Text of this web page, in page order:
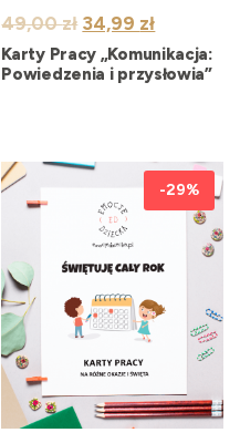
49,00zł Pierwotna
cena
wynosiła:
34,99 złAktualna
cena
wynosi:
Karty Pracy „Komunikacja:
Powiedzenia i przysłowia”
-29%